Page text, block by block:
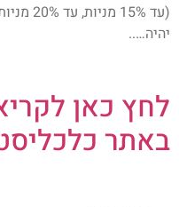
(עד
יהיה…..
לחץ כאן
באתר